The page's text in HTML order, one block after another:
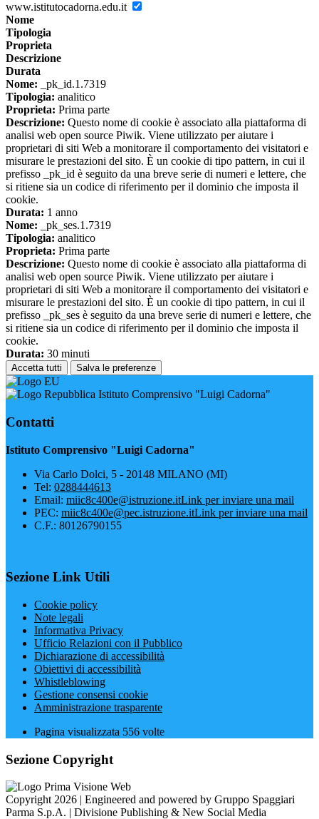
www.istitutocadorna.edu.it
Nome
Tipologia
Proprieta
Descrizione
Durata
Nome: _pk_id.1.7319
Tipologia: analitico
Proprieta: Prima parte
Descrizione: Questo nome di cookie è associato alla piattaforma di
analisi web open source Piwik. Viene utilizzato per aiutare i
proprietari di siti Web a monitorare il comportamento dei visitatori e
misurare le prestazioni del sito. È un cookie di tipo pattern, in cui il
prefisso _pk_id è seguito da una breve serie di numeri e lettere, che
si ritiene sia un codice di riferimento per il dominio che imposta il
cookie.
Durata: 1 anno
Nome: _pk_ses.1.7319
Tipologia: analitico
Proprieta: Prima parte
Descrizione: Questo nome di cookie è associato alla piattaforma di
analisi web open source Piwik. Viene utilizzato per aiutare i
proprietari di siti Web a monitorare il comportamento dei visitatori e
misurare le prestazioni del sito. È un cookie di tipo pattern, in cui il
prefisso _pk_ses è seguito da una breve serie di numeri e lettere, che
si ritiene sia un codice di riferimento per il dominio che imposta il
cookie.
Durata: 30 minuti
Accetta tutti Salva le preferenze
Istituto Comprensivo "Luigi Cadorna"
Contatti
Istituto Comprensivo "Luigi Cadorna"
Via Carlo Dolci, 5 - 20148 MILANO (MI)
Tel: 0288444613
Email: miic8c400e@istruzione.itLink per inviare una mail
PEC: miic8c400e@pec.istruzione.itLink per inviare una mail
C.F.: 80126790155
Sezione Link Utili
Cookie policy
Note legali
Informativa Privacy
Ufficio Relazioni con il Pubblico
Dichiarazione di accessibilità
Obiettivi di accessibilità
Whistleblowing
Gestione consensi cookie
Amministrazione trasparente
Pagina visualizzata 556 volte
Sezione Copyright
Copyright 2026 | Engineered and powered by Gruppo Spaggiari
Parma S.p.A. | Divisione Publishing & New Social Media